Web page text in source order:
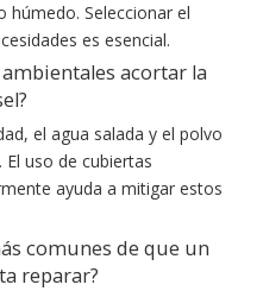
húmedo. Seleccionar el
es esencial.
acortar la
el agua salada y el polvo
uso de cubiertas
ayuda a mitigar estos
comunes de que un
reparar?